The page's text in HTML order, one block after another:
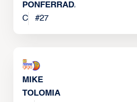
PONFERRADA
C
#27
MIKE
TOLOMIA